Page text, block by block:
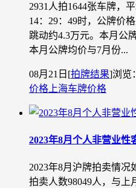
2931人拍1644张车牌，
14：29：49时，公牌价
跳动约4.3万元。本月公
本月公牌均价与7月份...
08月21日 [拍牌结果]浏览
价格 上海车牌价格
2023年8月个人非营业性
2023年8月沪牌拍卖情况
拍卖人数98049人，与上